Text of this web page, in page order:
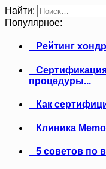
Найти:
Популярное:
Рейтинг
процедуры...
Как
Клиника
5 советов по